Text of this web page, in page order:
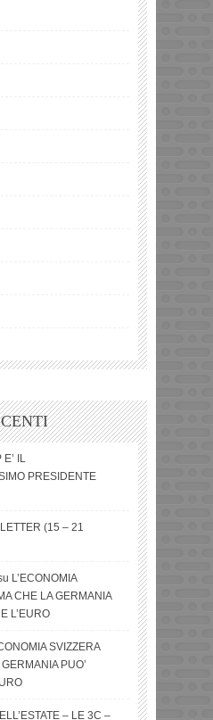
IL
PRESIDENTE
(15 – 21
L’ECONOMIA
CHE LA GERMANIA
L’EURO
SVIZZERA
PUO’
– LE 3C –